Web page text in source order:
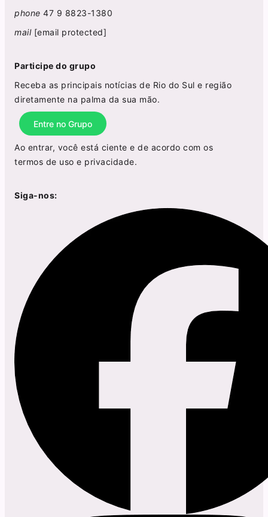
phone 47 9 8823-1380
mail [email protected]
Participe do grupo
Receba as principais notícias de Rio do Sul e região
diretamente na palma da sua mão.
Entre no Grupo
Ao entrar, você está ciente e de acordo com os
termos de uso e privacidade.
Siga-nos: